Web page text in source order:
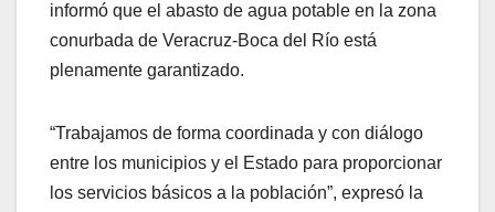
informó que el abasto de agua potable en la zona
conurbada de Veracruz-Boca del Río está
plenamente garantizado.
“Trabajamos de forma coordinada y con diálogo
entre los municipios y el Estado para proporcionar
los servicios básicos a la población”, expresó la